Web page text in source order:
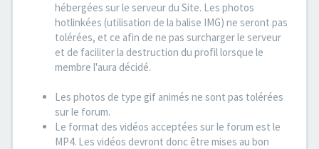
hébergées sur le serveur du Site. Les photos
hotlinkées (utilisation de la balise IMG) ne seront pas
tolérées, et ce afin de ne pas surcharger le serveur
et de faciliter la destruction du profil lorsque le
membre l'aura décidé.
Les photos de type gif animés ne sont pas tolérées
sur le forum.
Le format des vidéos acceptées sur le forum est le
MP4. Les vidéos devront donc être mises au bon